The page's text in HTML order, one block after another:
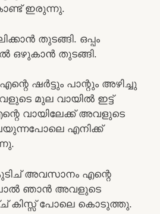
ഇരുന്നു.
തുടങ്ങി. ഒപ്പം
ഒഴുകാൻ തുടങ്ങി.
ഷർട്ടും പാന്റും അഴിച്ചു
മുല വായിൽ ഇട്ട്
വായിലേക്ക് അവളുടെ
എനിക്ക്
അവസാനം എന്റെ
ഞാൻ അവളുടെ
കിസ്സ്‌ പോലെ കൊടുത്തു.